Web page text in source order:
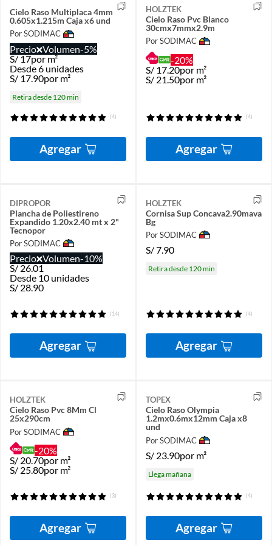
Cielo Raso Multiplaca 4mm
0.605x1.215m Caja x6 und
Por SODIMAC
Precio Volumen-5%
S/17por m²
Desde 6 unidades
S/ 17.90por m²
Retira desde 120 min
(4)
Agregar
HOLZTEK
Cielo Raso Pvc Blanco
30cmx7mmx2.9m
Por SODIMAC
-20%
S/ 17.20por m²
S/ 21.50por m²
(4)
Agregar
DIPROPOR
Plancha de Poliestireno
Expandido 1.20x2.40 mt x 2"
Tecnopor
Por SODIMAC
Precio Volumen-10%
S/ 26.01
Desde 10 unidades
S/ 28.90
(14)
Agregar
HOLZTEK
Cornisa Sup Concava2.90mava
Bg
Por SODIMAC
S/7.90
Retira desde 120 min
(4)
Agregar
HOLZTEK
Cielo Raso Pvc 8Mm Cl
25x290cm
Por SODIMAC
-20%
S/ 20.70por m²
S/ 25.80por m²
(3)
Agregar
TOPEX
Cielo Raso Olympia
1.2mx0.6mx12mm Caja x8
und
Por SODIMAC
S/ 23.90por m²
Llega mañana
(4)
Agregar